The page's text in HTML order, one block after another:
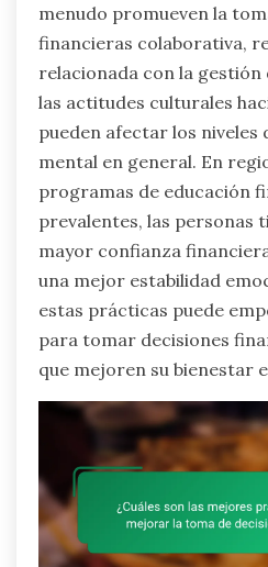
menudo promueven la
financieras colaborativa,
relacionada con la gestión
las actitudes culturales
pueden afectar los niveles
mental en general. En
programas de educación
prevalentes, las personas
mayor confianza
una mejor estabilidad
estas prácticas puede
para tomar decisiones
que mejoren su bienestar